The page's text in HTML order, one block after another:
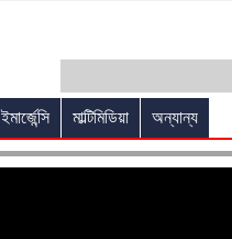
ইমার্জেন্সি মাল্টিমিডিয়া অন্যান্য